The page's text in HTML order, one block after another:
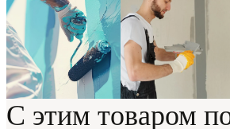
С этим товаром